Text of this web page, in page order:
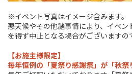
※イベント写真はイメージ含みます。
悪天候やその他諸事情により、イベ
を得ず中止となる場合がございますの
【お施主様限定】
毎年恒例の「夏祭り感謝祭」が「秋祭